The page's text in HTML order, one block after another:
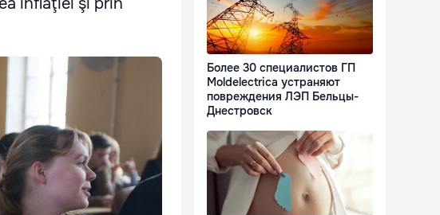
Более 30 специалистов ГП
Moldelectrica устраняют
повреждения ЛЭП Бельцы-
Днестровск